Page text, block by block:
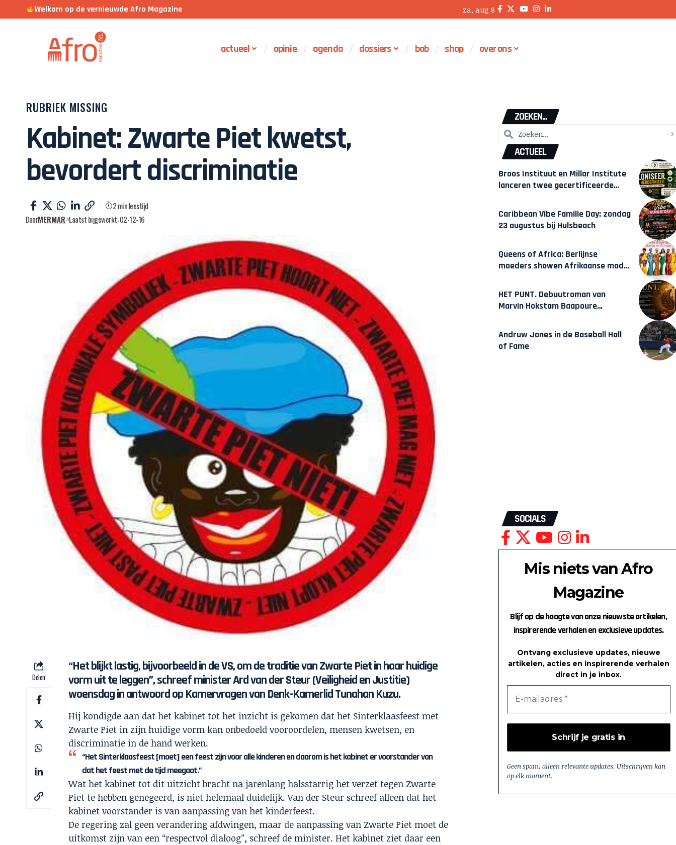
Welkom op de vernieuwde Afro Magazine za, aug 8
actueel opinie agenda dossiers bob shop over ons
RUBRIEK MISSING
Kabinet: Zwarte Piet kwetst,
bevordert discriminatie
DoorMERMAR Laatst bijgewerkt: 02-12-16
2 min leestijd
Delen
“Het blijkt lastig, bijvoorbeeld in de VS, om de traditie van Zwarte Piet in haar huidige
vorm uit te leggen”, schreef minister Ard van der Steur (Veiligheid en Justitie)
woensdag in antwoord op Kamervragen van Denk-Kamerlid Tunahan Kuzu.
Hij kondigde aan dat het kabinet tot het inzicht is gekomen dat het Sinterklaasfeest met
Zwarte Piet in zijn huidige vorm kan onbedoeld vooroordelen, mensen kwetsen, en
discriminatie in de hand werken.
“Het Sinterklaasfeest [moet] een feest zijn voor alle kinderen en daarom is het kabinet er voorstander van
dat het feest met de tijd meegaat.”
Wat het kabinet tot dit uitzicht bracht na jarenlang halsstarrig het verzet tegen Zwarte
Piet te hebben genegeerd, is niet helemaal duidelijk. Van der Steur schreef alleen dat het
kabinet voorstander is van aanpassing van het kinderfeest.
De regering zal geen verandering afdwingen, maar de aanpassing van Zwarte Piet moet de
uitkomst zijn van een “respectvol dialoog”, schreef de minister. Het kabinet ziet daar een
ZOEKEN...
ACTUEEL
Broos Instituut en Millar Institute
lanceren twee gecertificeerde
Amsterdam
Caribbean Vibe Familie Day: zondag
23 augustus bij Hulsbeach
Queens of Africa: Berlijnse
moeders showen Afrikaanse mode
HET PUNT. Debuutroman van
Marvin Hokstam Baapoure
Andruw Jones in de Baseball Hall
of Fame
SOCIALS
Mis niets van Afro
Magazine
Blijf op de hoogte van onze nieuwste artikelen,
inspirerende verhalen en exclusieve updates.
Ontvang exclusieve updates, nieuwe
artikelen, acties en inspirerende verhalen
direct in je inbox.
Geen spam, alleen relevante updates. Uitschrijven kan
op elk moment.